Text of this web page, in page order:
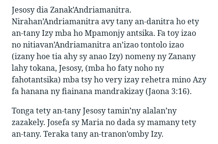
Jesosy dia Zanak’Andriamanitra.
Nirahan’Andriamanitra avy tany an-danitra ho ety
an-tany Izy mba ho Mpamonjy antsika. Fa toy izao
no nitiavan’Andriamanitra an’izao tontolo izao
(izany hoe tia ahy sy anao Izy) nomeny ny Zanany
lahy tokana, Jesosy, (mba ho faty noho ny
fahotantsika) mba tsy ho very izay rehetra mino Azy
fa hanana ny fiainana mandrakizay (Jaona 3:16).
Tonga tety an-tany Jesosy tamin’ny alalan’ny
zazakely. Josefa sy Maria no dada sy mamany tety
an-tany. Teraka tany an-tranon’omby Izy.